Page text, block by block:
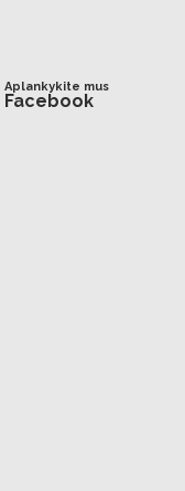
Aplankykite mus
Facebook